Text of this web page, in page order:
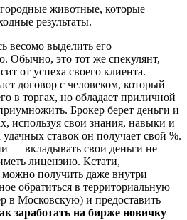
животные, которые
результаты.
весомо выделить его
Обычно, это тот же спекулянт,
от успеха своего клиента.
договор с человеком, который
в торгах, но обладает приличной
Брокер берет деньги и
используя свои знания, навыки и
ставок он получает свой %.
— вкладывать свои деньги не
лицензию. Кстати,
получить даже внутри
обратиться в территориальную
в Московскую) и предоставить
заработать на бирже новичку